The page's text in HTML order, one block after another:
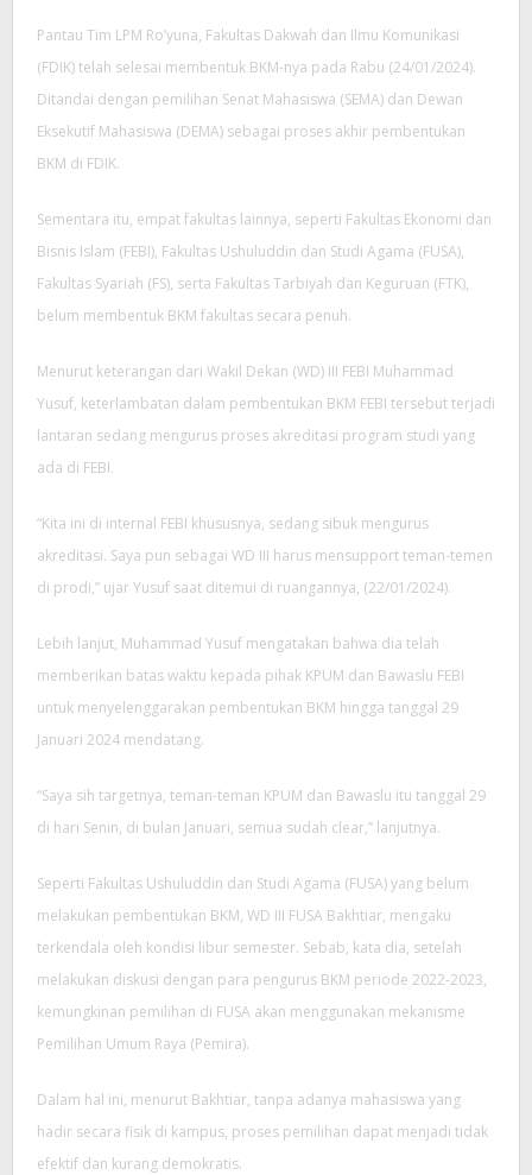
Pantau Tim LPM Ro’yuna, Fakultas Dakwah dan Ilmu Komunikasi
(FDIK) telah selesai membentuk BKM-nya pada Rabu (24/01/2024).
Ditandai dengan pemilihan Senat Mahasiswa (SEMA) dan Dewan
Eksekutif Mahasiswa (DEMA) sebagai proses akhir pembentukan
BKM di FDIK.
Sementara itu, empat fakultas lainnya, seperti Fakultas Ekonomi dan
Bisnis Islam (FEBI), Fakultas Ushuluddin dan Studi Agama (FUSA),
Fakultas Syariah (FS), serta Fakultas Tarbiyah dan Keguruan (FTK),
belum membentuk BKM fakultas secara penuh.
Menurut keterangan dari Wakil Dekan (WD) III FEBI Muhammad
Yusuf, keterlambatan dalam pembentukan BKM FEBI tersebut terjadi
lantaran sedang mengurus proses akreditasi program studi yang
ada di FEBI.
“Kita ini di internal FEBI khususnya, sedang sibuk mengurus
akreditasi. Saya pun sebagai WD III harus mensupport teman-temen
di prodi,” ujar Yusuf saat ditemui di ruangannya, (22/01/2024).
Lebih lanjut, Muhammad Yusuf mengatakan bahwa dia telah
memberikan batas waktu kepada pihak KPUM dan Bawaslu FEBI
untuk menyelenggarakan pembentukan BKM hingga tanggal 29
Januari 2024 mendatang.
“Saya sih targetnya, teman-teman KPUM dan Bawaslu itu tanggal 29
di hari Senin, di bulan Januari, semua sudah clear,” lanjutnya.
Seperti Fakultas Ushuluddin dan Studi Agama (FUSA) yang belum
melakukan pembentukan BKM, WD III FUSA Bakhtiar, mengaku
terkendala oleh kondisi libur semester. Sebab, kata dia, setelah
melakukan diskusi dengan para pengurus BKM periode 2022-2023,
kemungkinan pemilihan di FUSA akan menggunakan mekanisme
Pemilihan Umum Raya (Pemira).
Dalam hal ini, menurut Bakhtiar, tanpa adanya mahasiswa yang
hadir secara fisik di kampus, proses pemilihan dapat menjadi tidak
efektif dan kurang demokratis.